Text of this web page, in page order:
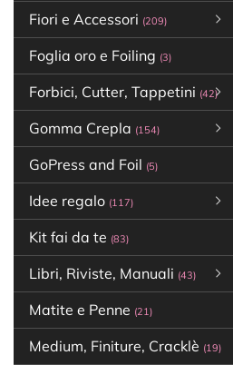
Fiori e Accessori (209)
Foglia oro e Foiling (3)
Forbici, Cutter, Tappetini (42)
Gomma Crepla (154)
GoPress and Foil (5)
Idee regalo (117)
Kit fai da te (83)
Libri, Riviste, Manuali (43)
Matite e Penne (21)
Medium, Finiture, Cracklè (19)